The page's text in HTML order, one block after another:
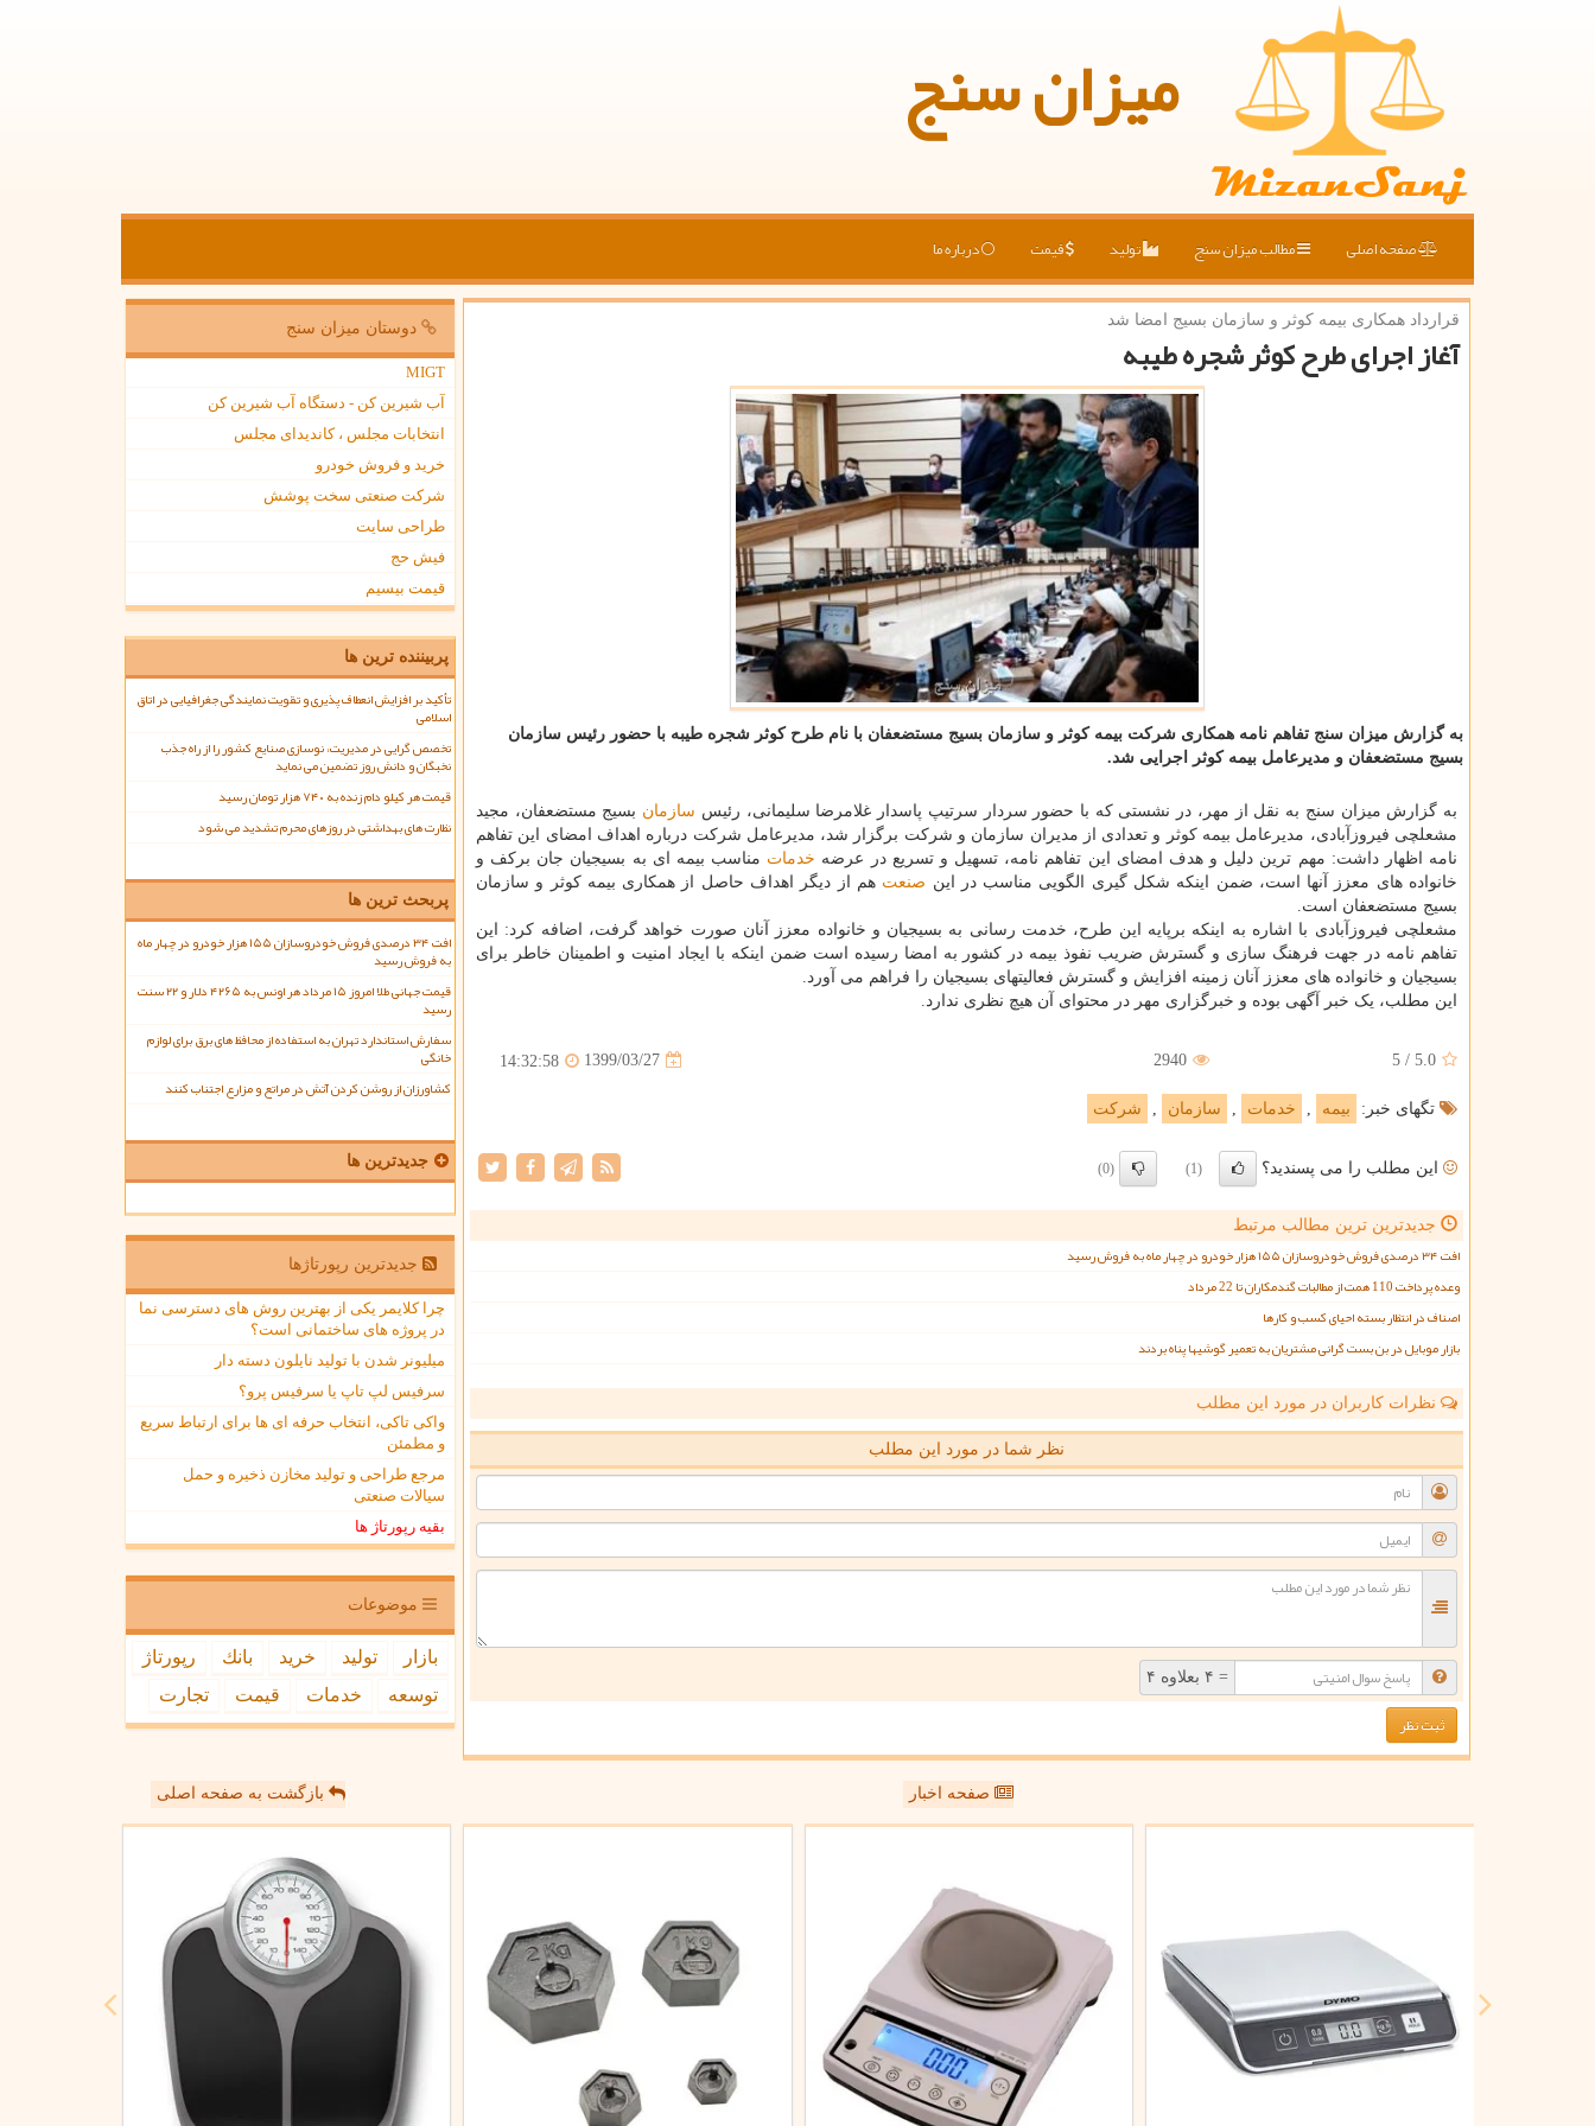
میزان سنج
صفحه اصلی مطالب میزان سنج تولید قیمت درباره ما
قرارداد همكاری بیمه كوثر و سازمان بسیج امضا شد
آغاز اجرای طرح كوثر شجره طیبه
به گزارش میزان سنج تفاهم نامه همكاری شركت بیمه كوثر و سازمان بسیج مستضعفان با نام طرح كوثر شجره طیبه با حضور رئیس سازمان
بسیج مستضعفان و مدیرعامل بیمه كوثر اجرایی شد.
به گزارش میزان سنج به نقل از مهر، در نشستی که با حضور سردار سرتیپ پاسدار غلامرضا سلیمانی، رئیس سازمان بسیج مستضعفان، مجید
مشعلچی فیروزآبادی، مدیرعامل بیمه کوثر و تعدادی از مدیران سازمان و شرکت برگزار شد، مدیرعامل شرکت درباره اهداف امضای این تفاهم
نامه اظهار داشت: مهم ترین دلیل و هدف امضای این تفاهم نامه، تسهیل و تسریع در عرضه خدمات مناسب بیمه ای به بسیجیان جان برکف و
خانواده های معزز آنها است، ضمن اینکه شکل گیری الگویی مناسب در این صنعت هم از دیگر اهداف حاصل از همکاری بیمه کوثر و سازمان
بسیج مستضعفان است.
مشعلچی فیروزآبادی با اشاره به اینکه برپایه این طرح، خدمت رسانی به بسیجیان و خانواده معزز آنان صورت خواهد گرفت، اضافه کرد: این
تفاهم نامه در جهت فرهنگ سازی و گسترش ضریب نفوذ بیمه در کشور به امضا رسیده است ضمن اینکه با ایجاد امنیت و اطمینان خاطر برای
بسیجیان و خانواده های معزز آنان زمینه افزایش و گسترش فعالیتهای بسیجیان را فراهم می آورد.
این مطلب، یک خبر آگهی بوده و خبرگزاری مهر در محتوای آن هیچ نظری ندارد.
5.0
/
5
2940
1399/03/27
14:32:58
تگهای خبر: بیمه , خدمات , سازمان , شركت
این مطلب را می پسندید؟ (1)
(0)
جدیدترین ترین مطالب مرتبط
افت ۳۴ درصدی فروش خودروسازان ۱۵۵ هزار خودرو در چهار ماه به فروش رسید
وعده پرداخت 110 همت از مطالبات گندمکاران تا 22 مرداد
اصناف در انتظار بسته احیای کسب و کارها
بازار موبایل در بن بست گرانی مشتریان به تعمیر گوشیها پناه بردند
نظرات کاربران در مورد این مطلب
نظر شما در مورد این مطلب
= ۴ بعلاوه ۴
دوستان میزان سنج
MIGT
آب شیرین کن - دستگاه آب شیرین کن
انتخابات مجلس ، کاندیدای مجلس
خرید و فروش خودرو
شرکت صنعتی سخت پوشش
طراحی سایت
فیش حج
قیمت بیسیم
پربیننده ترین ها
تأکید بر افزایش انعطاف پذیری و تقویت نمایندگی جغرافیایی در اتاق
اسلامی
تخصص گرایی در مدیریت، نوسازی صنایع کشور را از راه جذب
نخبگان و دانش روز تضمین می نماید
قیمت هر کیلو دام زنده به ۷۴۰ هزار تومان رسید
نظارت های بهداشتی در روزهای محرم تشدید می شود
پربحث ترین ها
افت ۳۴ درصدی فروش خودروسازان ۱۵۵ هزار خودرو در چهار ماه
به فروش رسید
قیمت جهانی طلا امروز ۱۵ مرداد هر اونس به ۴۲۶۵ دلار و ۲۲ سنت
رسید
سفارش استاندارد تهران به استفاده از محافظ های برق برای لوازم
خانگی
کشاورزان از روشن کردن آتش در مراتع و مزارع اجتناب کنند
جدیدترین ها
جدیدترین رپورتاژها
چرا کلایمر یکی از بهترین روش های دسترسی نما
در پروژه های ساختمانی است؟
میلیونر شدن با تولید نایلون دسته دار
سرفیس لپ تاپ یا سرفیس پرو؟
واکی تاکی، انتخاب حرفه ای ها برای ارتباط سریع
و مطمئن
مرجع طراحی و تولید مخازن ذخیره و حمل
سیالات صنعتی
بقیه رپورتاژ ها
موضوعات
بازار تولید خرید بانك
رپورتاژ
توسعه
خدمات قیمت تجارت
صفحه اخبار بازگشت به صفحه اصلی